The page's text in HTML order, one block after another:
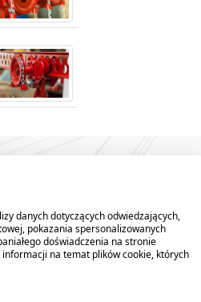
AKTUALNOŚCI PRODUKTY
USŁUGI
danych dotyczących odwiedzających,
pokazania spersonalizowanych
doświadczenia na stronie
na temat plików cookie, których